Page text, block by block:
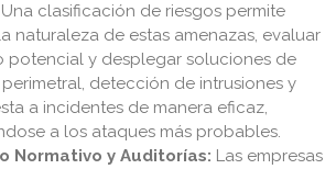
clasificación de riesgos permite
naturaleza de estas amenazas, evaluar
potencial y desplegar soluciones de
detección de intrusiones y
a incidentes de manera eficaz,
a los ataques más probables.
Normativo y Auditorías: Las empresas